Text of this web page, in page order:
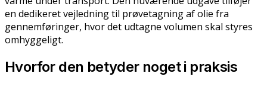
en dedikeret vejledning til prøvetagning af olie fra
gennemføringer, hvor det udtagne volumen skal styres
omhyggeligt.
Hvorfor den betyder noget i praksis